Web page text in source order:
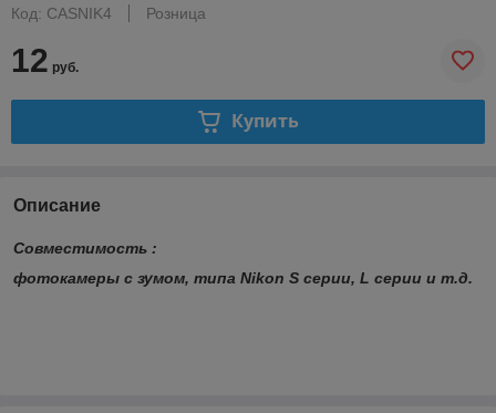
Код: CASNIK4
Розница
12 руб.
Купить
Описание
Совместимость :
фотокамеры с зумом, типа Nikon S серии, L серии и т.д.